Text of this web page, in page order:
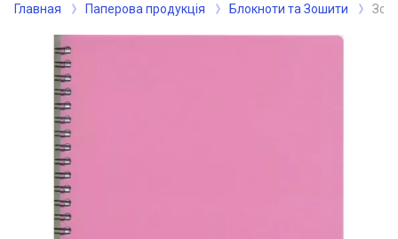
Главная Паперова продукція Блокноти та Зошити